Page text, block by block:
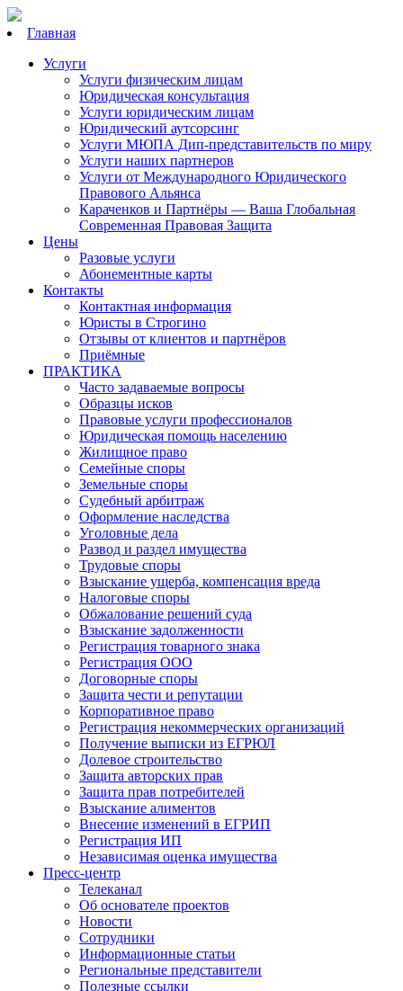
Главная
Услуги
Услуги физическим лицам
Юридическая консультация
Услуги юридическим лицам
Юридический аутсорсинг
Услуги МЮПА Дип-представительств по миру
Услуги наших партнеров
Услуги от Международного Юридического
Правового Альянса
Караченков и Партнёры — Ваша Глобальная
Современная Правовая Защита
Цены
Разовые услуги
Абонементные карты
Контакты
Контактная информация
Юристы в Строгино
Отзывы от клиентов и партнёров
Приёмные
ПРАКТИКА
Часто задаваемые вопросы
Образцы исков
Правовые услуги профессионалов
Юридическая помощь населению
Жилищное право
Семейные споры
Земельные споры
Судебный арбитраж
Оформление наследства
Уголовные дела
Развод и раздел имущества
Трудовые споры
Взыскание ущерба, компенсация вреда
Налоговые споры
Обжалование решений суда
Взыскание задолженности
Регистрация товарного знака
Регистрация ООО
Договорные споры
Защита чести и репутации
Корпоративное право
Регистрация некоммерческих организаций
Получение выписки из ЕГРЮЛ
Долевое строительство
Защита авторских прав
Защита прав потребителей
Взыскание алиментов
Внесение изменений в ЕГРИП
Регистрация ИП
Независимая оценка имущества
Пресс-центр
Телеканал
Об основателе проектов
Новости
Сотрудники
Информационные статьи
Региональные представители
Полезные ссылки